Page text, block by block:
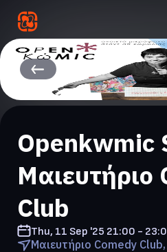
Openkwmic
Μαιευτήριο
Club
Thu, 11 Sep '25 21:00 -
Μαιευτήριο Comedy